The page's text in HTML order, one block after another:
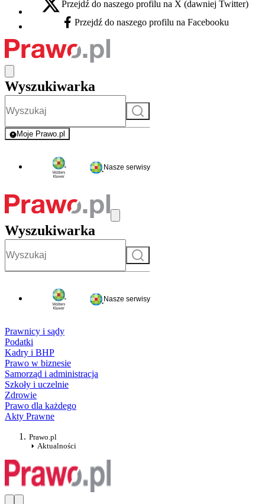
X - otwiera się w nowej karcie
Przejdź do naszego profilu na X (dawniej Twitter)
Facebook - otwiera się w nowej karcie
Przejdź do naszego profilu na Facebooku
Wyszukiwarka
Szukaj
Moje Prawo.pl
- rejestracja i logowanie do serwisu
Nasze serwisy
Wyszukiwarka
Szukaj
Nasze serwisy
Prawnicy i sądy
Podatki
Kadry i BHP
Prawo w biznesie
Samorząd i administracja
Szkoły i uczelnie
Zdrowie
Prawo dla każdego
Akty Prawne
Prawo.pl
Aktualności